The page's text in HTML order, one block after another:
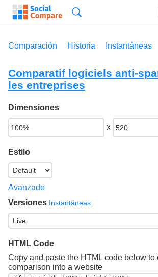
Comparación Historia Instantáneas
Comparatif logiciels anti-
les entreprises
Dimensiones
x
Estilo
Avanzado
Versiones Instantáneas
HTML Code
Copy and paste the HTML code below to
comparison into a website